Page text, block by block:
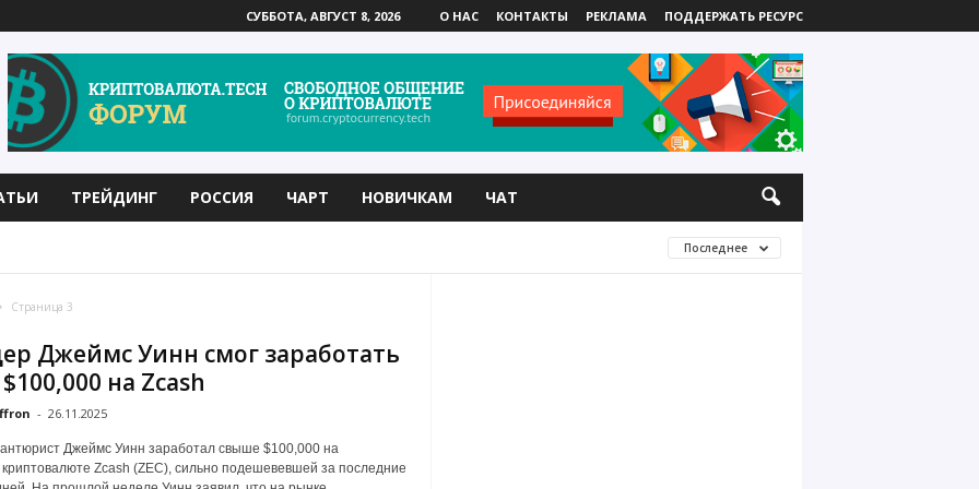
СУББОТА, АВГУСТ 8, 2026 О НАС КОНТАКТЫ РЕКЛАМА ПОДДЕРЖАТЬ РЕСУРС
ТРЕЙДИНГ РОССИЯ ЧАРТ НОВИЧКАМ ЧАТ
Последнее
Страница 3
Джеймс Уинн смог заработать
на Zcash
- 26.11.2025
Джеймс Уинн заработал свыше $100,000 на
Zcash (ZEC), сильно подешевевшей за последние